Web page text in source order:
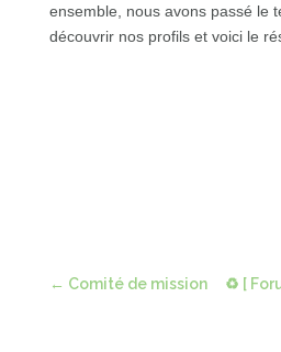
ensemble, nous avons passé le
découvrir nos profils et voici le
← Comité de mission ♻ [